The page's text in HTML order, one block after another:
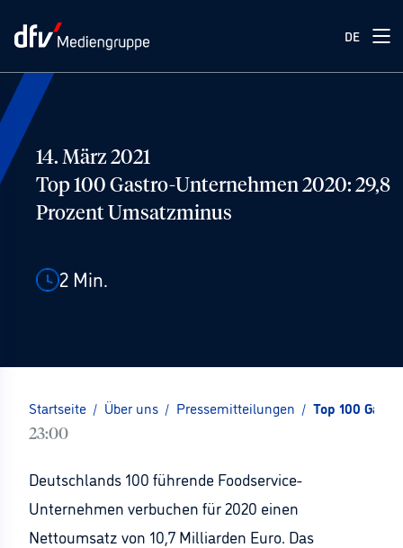
DE
14. März 2021
Top 100 Gastro-Unternehmen 2020: 29,8
Prozent Umsatzminus
2 Min.
Startseite / Über uns / Pressemitteilungen / Top 100
23:00
Deutschlands 100 führende Foodservice-
Unternehmen verbuchen für 2020 einen
Nettoumsatz von 10,7 Milliarden Euro. Das